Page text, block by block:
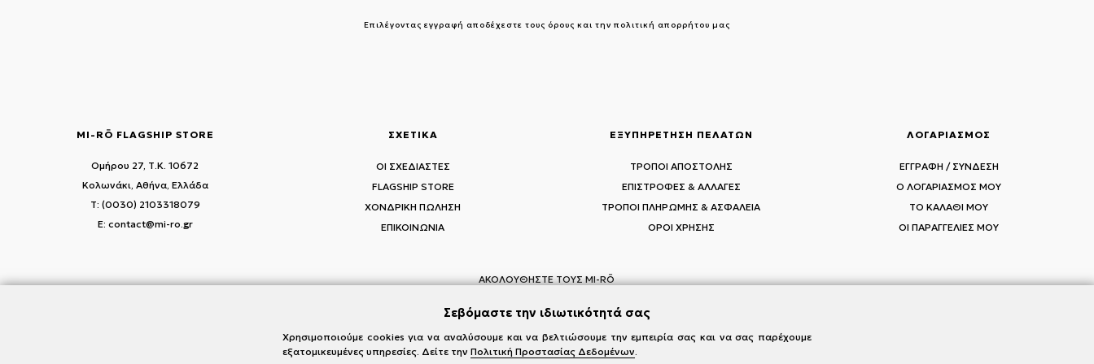
Επιλέγοντας εγγραφή αποδέχεστε τους όρους και την πολιτική απορρήτου μας
MI-RŌ FLAGSHIP STORE
Ομήρου 27, Τ.Κ. 10672
Κολωνάκι, Αθήνα, Ελλάδα
T: (0030) 2103318079
E: contact@mi-ro.gr
ΣΧΕΤΙΚΑ
ΟΙ ΣΧΕΔΙΑΣΤΕΣ
FLAGSHIP STORE
ΧΟΝΔΡΙΚΗ ΠΩΛΗΣΗ
ΕΠΙΚΟΙΝΩΝΙΑ
ΕΞΥΠΗΡΕΤΗΣΗ ΠΕΛΑΤΩΝ
ΤΡΟΠΟΙ ΑΠΟΣΤΟΛΗΣ
ΕΠΙΣΤΡΟΦΕΣ & ΑΛΛΑΓΕΣ
ΤΡΟΠΟΙ ΠΛΗΡΩΜΗΣ & ΑΣΦΑΛΕΙΑ
ΟΡΟΙ ΧΡΗΣΗΣ
ΛΟΓΑΡΙΑΣΜΟΣ
ΕΓΓΡΑΦΗ / ΣΥΝΔΕΣΗ
Ο ΛΟΓΑΡΙΑΣΜΟΣ ΜΟΥ
ΤΟ ΚΑΛΑΘΙ ΜΟΥ
ΟΙ ΠΑΡΑΓΓΕΛΙΕΣ ΜΟΥ
ΑΚΟΛΟΥΘΗΣΤΕ ΤΟΥΣ MI-RŌ
Σεβόμαστε την ιδιωτικότητά σας
Χρησιμοποιούμε cookies για να αναλύσουμε και να βελτιώσουμε την εμπειρία σας και να σας παρέχουμε
εξατομικευμένες υπηρεσίες. Δείτε την Πολιτική Προστασίας Δεδομένων.